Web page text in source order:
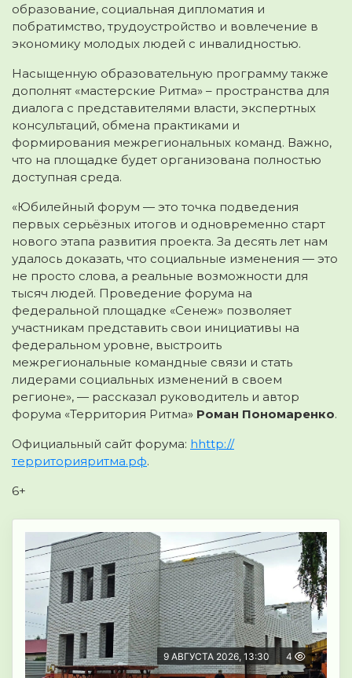
образование, социальная дипломатия и
побратимство, трудоустройство и вовлечение в
экономику молодых людей с инвалидностью.
Насыщенную образовательную программу также
дополнят «мастерские Ритма» – пространства для
диалога с представителями власти, экспертных
консультаций, обмена практиками и
формирования межрегиональных команд. Важно,
что на площадке будет организована полностью
доступная среда.
«Юбилейный форум — это точка подведения
первых серьёзных итогов и одновременно старт
нового этапа развития проекта. За десять лет нам
удалось доказать, что социальные изменения — это
не просто слова, а реальные возможности для
тысяч людей. Проведение форума на
федеральной площадке «Сенеж» позволяет
участникам представить свои инициативы на
федеральном уровне, выстроить
межрегиональные командные связи и стать
лидерами социальных изменений в своем
регионе», — рассказал руководитель и автор
форума «Территория Ритма» Роман Пономаренко.
Официальный сайт форума: hhttp://
территорияритма.рф.
6+
9 АВГУСТА 2026, 13:30 4